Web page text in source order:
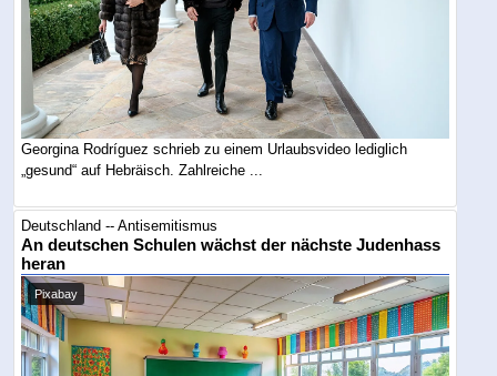
Georgina Rodríguez schrieb zu einem Urlaubsvideo lediglich
„gesund“ auf Hebräisch. Zahlreiche ...
Deutschland -- Antisemitismus
An deutschen Schulen wächst der nächste Judenhass
heran
Pixabay